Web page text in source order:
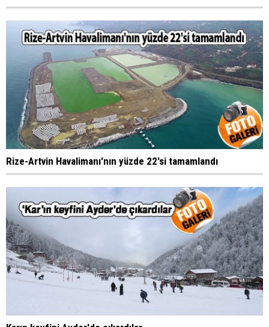
Rize-Artvin Havalimanı'nın yüzde 22'si tamamlandı